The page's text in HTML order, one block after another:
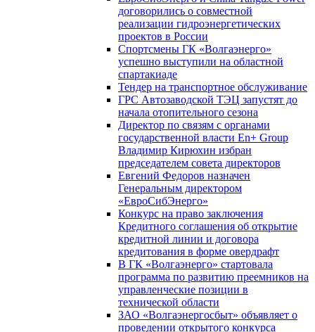
договорились о совместной
реализации гидроэнергетических
проектов в России
Спортсмены ГК «Волгаэнерго»
успешно выступили на областной
спартакиаде
Тендер на транспортное обслуживание
ГРС Автозаводской ТЭЦ запустят до
начала отопительного сезона
Директор по связям с органами
государственной власти En+ Group
Владимир Кирюхин избран
председателем совета директоров
Евгений Федоров назначен
Генеральным директором
«ЕвроСибЭнерго»
Конкурс на право заключения
Кредитного соглашения об открытие
кредитной линии и договора
кредитования в форме овердрафт
В ГК «Волгаэнерго» стартовала
программа по развитию преемников на
управленческие позиции в
технической области
ЗАО «Волгаэнергосбыт» объявляет о
проведении открытого конкурса